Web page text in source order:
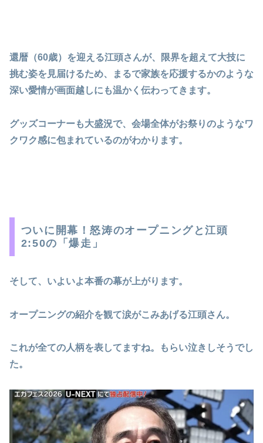
還暦（60歳）を迎える江頭さんが、限界を超えて大技に
挑む姿を見届けるため、まるで家族を応援するかのような
深い愛情が画面越しにも温かく伝わってきます。
グッズコーナーも大盛況で、会場全体がお祭りのようなワ
クワク感に包まれているのがわかります。
ついに開幕！怒涛のオープニングと江頭
2:50の「爆走」
そして、いよいよ本番の幕が上がります。
オープニングの紹介を観て涙がこみあげる江頭さん。
これが全ての人柄を表してますね。もらい泣きしそうでし
た。